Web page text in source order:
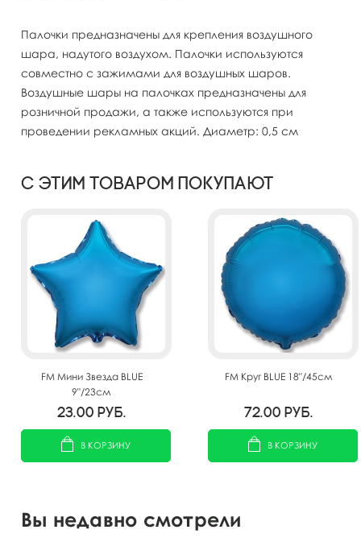
Палочки предназначены для крепления воздушного
шара, надутого воздухом. Палочки используются
совместно с зажимами для воздушных шаров.
Воздушные шары на палочках предназначены для
розничной продажи, а также используются при
проведении рекламных акций. Диаметр: 0,5 см
С этим товаром покупают
FM Мини Звезда BLUE
9"/23см
23.00 руб.
В КОРЗИНУ
FM Круг BLUE 18"/45см
72.00 руб.
В КОРЗИНУ
Вы недавно смотрели